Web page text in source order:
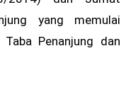
yang memulai
Penanjung dan